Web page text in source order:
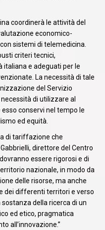
coordinerà le attività del
economico-
sistemi di telemedicina.
criteri tecnici,
e adeguati per le
La necessità di tale
del Servizio
di utilizzare al
conservi nel tempo le
ed equità.
di tariffazione che
direttore del Centro
essere rigorosi e di
nazionale, in modo da
delle risorse, ma anche
dei differenti territori e verso
della ricerca di un
ed etico, pragmatica
all’innovazione.”